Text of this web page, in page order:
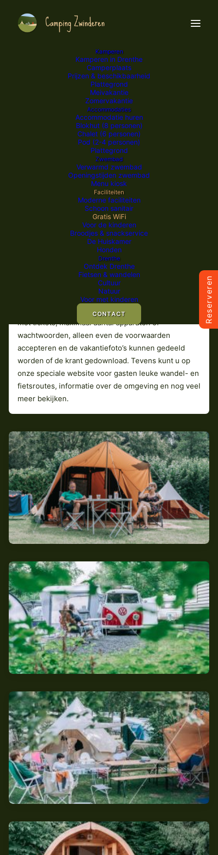
Kamperen
Kamperen in Drenthe
Camperplaats
Prijzen & beschikbaarheid
Plattegrond
Meivakantie
Zomervakantie
Accommodaties
Accommodatie huren
Blokhut (8 personen)
Chalet (6 personen)
Pod (2-4 personen)
Plattegrond
Zwembad
Verwarmd zwembad
Openingstijden zwembad
Menu kiosk
Faciliteiten
Moderne faciliteiten
Schoon sanitair
Gratis WiFi
Voor de kinderen
Broodjes & snackservice
De Huiskamer
Honden
Drenthe
Ontdek Drenthe
Fietsen & wandelen
Cultuur
Natuur
Voor met kinderen
CONTACT
GRATIS EN SNEL INTERNET
Op Camping Zwinderen hebben we een snel en
stabiel WiFi netwerk over de hele camping waar
iedereen gratis gebruik van mag maken. Geen gedoe
met tickets, maximaal aantal apparaten of
wachtwoorden, alleen even de voorwaarden
accepteren en de vakantiefoto’s kunnen gedeeld
worden of de krant gedownload. Tevens kunt u op
onze speciale website voor gasten leuke wandel- en
fietsroutes, informatie over de omgeving en nog veel
meer bekijken.
Reserveren